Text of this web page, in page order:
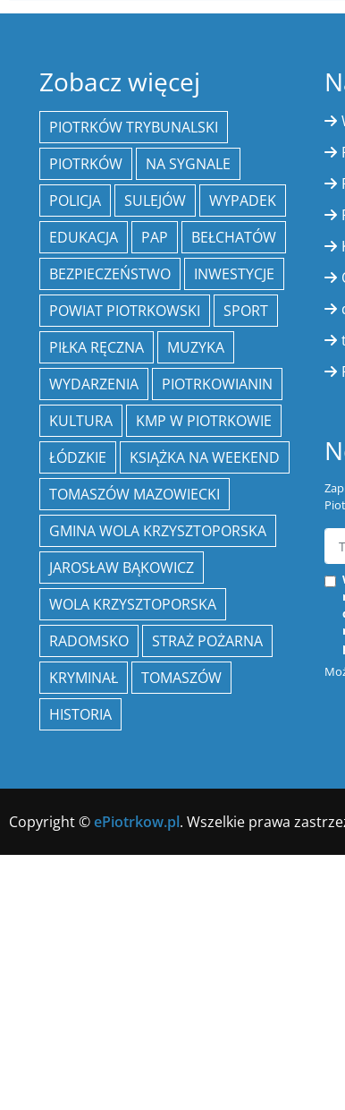
Zobacz więcej
PIOTRKÓW TRYBUNALSKI
PIOTRKÓW
NA SYGNALE
POLICJA
SULEJÓW
WYPADEK
EDUKACJA
PAP
BEŁCHATÓW
BEZPIECZEŃSTWO
INWESTYCJE
POWIAT PIOTRKOWSKI
SPORT
PIŁKA RĘCZNA
MUZYKA
WYDARZENIA
PIOTRKOWIANIN
KULTURA
KMP W PIOTRKOWIE
ŁÓDZKIE
KSIĄŻKA NA WEEKEND
TOMASZÓW MAZOWIECKI
GMINA WOLA KRZYSZTOPORSKA
JAROSŁAW BĄKOWICZ
WOLA KRZYSZTOPORSKA
RADOMSKO
STRAŻ POŻARNA
KRYMINAŁ
TOMASZÓW
HISTORIA
Copyright ©ePiotrkow.pl. Wszelkie prawa